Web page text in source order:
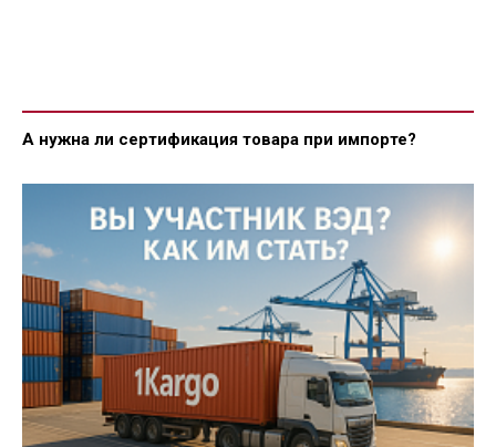
А нужна ли сертификация товара при импорте?